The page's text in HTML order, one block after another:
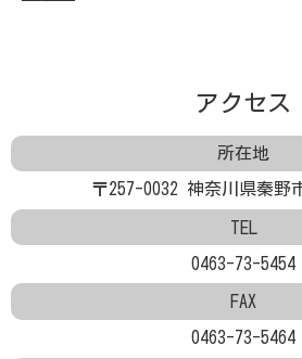
アクセス
所在地
〒257-0032 神奈川県秦野
TEL
0463-73-5454
FAX
0463-73-5464